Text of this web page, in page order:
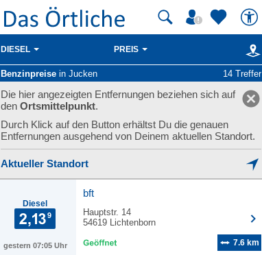
DIESEL PREIS
Benzinpreise in Jucken 14 Treffer
Die hier angezeigten Entfernungen beziehen sich auf
den Ortsmittelpunkt.
Durch Klick auf den Button erhältst Du die genauen
Entfernungen ausgehend von Deinem aktuellen Standort.
Aktueller Standort
Diesel
gestern 07:05 Uhr
bft
Hauptstr. 14
54619 Lichtenborn
7.6 km